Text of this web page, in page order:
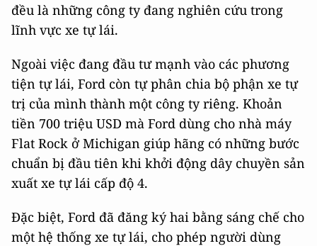
đều là những công ty đang nghiên cứu trong
lĩnh vực xe tự lái.
Ngoài việc đang đầu tư mạnh vào các phương
tiện tự lái, Ford còn tự phân chia bộ phận xe tự
trị của mình thành một công ty riêng. Khoản
tiền 700 triệu USD mà Ford dùng cho nhà máy
Flat Rock ở Michigan giúp hãng có những bước
chuẩn bị đầu tiên khi khởi động dây chuyền sản
xuất xe tự lái cấp độ 4.
Đặc biệt, Ford đã đăng ký hai bằng sáng chế cho
một hệ thống xe tự lái, cho phép người dùng